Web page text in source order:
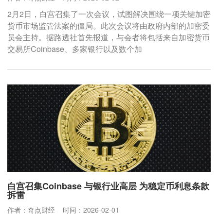
2月2日，白宫召集了一次会议，试图解决围绕一项关键加密
货币市场监管法案的僵局。此次会议将由政府内部的加密委
员会主持。据路透社首先报道，与会者将包括来自加密货币
交易所Coinbase、多家银行以及数个加
白宫召集Coinbase 与银行业高层 为稳定币利息条款
拆雷
作者：奇点财经 时间：2026-02-01